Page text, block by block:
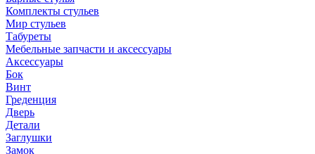
Комплекты стульев
Мир стульев
Табуреты
Мебельные запчасти и аксессуары
Аксессуары
Бок
Винт
Греденция
Дверь
Детали
Заглушки
Замок